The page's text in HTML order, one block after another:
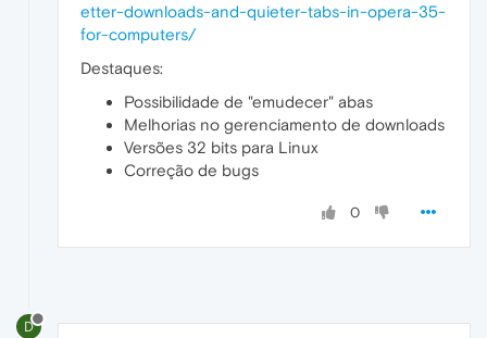
etter-downloads-and-quieter-tabs-in-opera-35-
for-computers/
Destaques:
Possibilidade de "emudecer" abas
Melhorias no gerenciamento de downloads
Versões 32 bits para Linux
Correção de bugs
0
D